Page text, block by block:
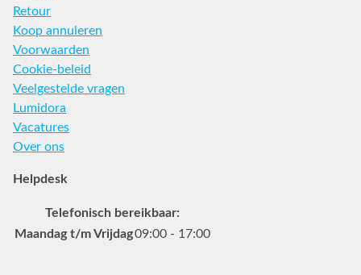
Retour
Koop annuleren
Voorwaarden
Cookie-beleid
Veelgestelde vragen
Lumidora
Vacatures
Over ons
Helpdesk
Telefonisch bereikbaar:
Maandag t/m Vrijdag09:00 - 17:00